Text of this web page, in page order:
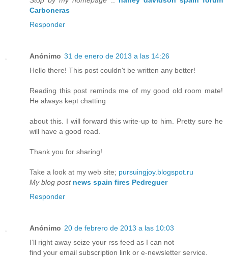
Carboneras
Responder
Anónimo 31 de enero de 2013 a las 14:26
Hello there! This post couldn't be written any better!
Reading this post reminds me of my good old room mate!
He always kept chatting
about this. I will forward this write-up to him. Pretty sure he
will have a good read.
Thank you for sharing!
Take a look at my web site; pursuingjoy.blogspot.ru
My blog post news spain fires Pedreguer
Responder
Anónimo 20 de febrero de 2013 a las 10:03
I’ll right away seize your rss feed as I can not
find your email subscription link or e-newsletter service.